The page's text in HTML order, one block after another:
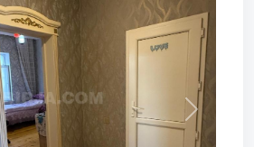
Next